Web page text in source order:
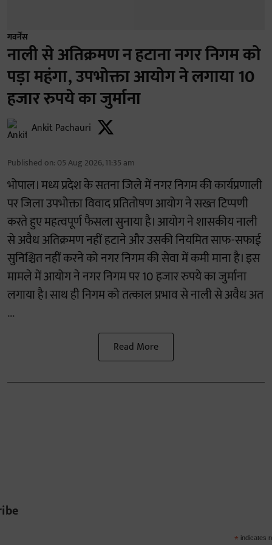
गवर्नेंस
नाली से अतिक्रमण न हटाना नगर निगम को
पड़ा महंगा, उपभोक्ता आयोग ने लगाया 10
हजार रुपये का जुर्माना
Ankit Pachauri
Published on: 05 Aug 2026, 11:35 am
भोपाल। मध्य प्रदेश के सतना जिले में नगर निगम की कार्यप्रणाली
पर जिला उपभोक्ता विवाद प्रतितोषण आयोग ने सख्त टिप्पणी
करते हुए महत्वपूर्ण फैसला सुनाया है। आयोग ने शासकीय नाली
से अवैध अतिक्रमण नहीं हटाने और उसकी नियमित साफ-सफाई
सुनिश्चित नहीं करने को नगर निगम की सेवा में कमी माना है। इस
मामले में आयोग ने नगर निगम पर 10 हजार रुपये का जुर्माना
लगाया है। साथ ही निगम को तत्काल प्रभाव से नाली से अवैध अत
...
Read More
* indicates